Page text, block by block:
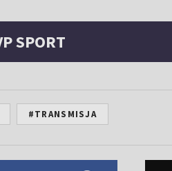
SPORT
#TRANSMISJA